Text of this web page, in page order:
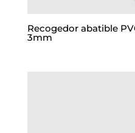
Recogedor abatible
3mm